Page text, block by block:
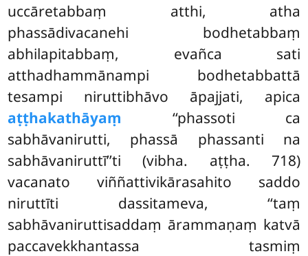
uccāretabbaṃ atthi, atha
phassādivacanehi bodhetabbaṃ
abhilapitabbaṃ, evañca sati
atthadhammānampi bodhetabbattā
tesampi niruttibhāvo āpajjati, apica
aṭṭhakathāyaṃ ‘‘phassoti ca
sabhāvanirutti, phassā phassanti na
sabhāvaniruttī’’ti (vibha. aṭṭha. 718)
vacanato viññattivikārasahito saddo
niruttīti dassitameva, ‘‘taṃ
sabhāvaniruttisaddaṃ ārammaṇaṃ katvā
paccavekkhantassa tasmiṃ